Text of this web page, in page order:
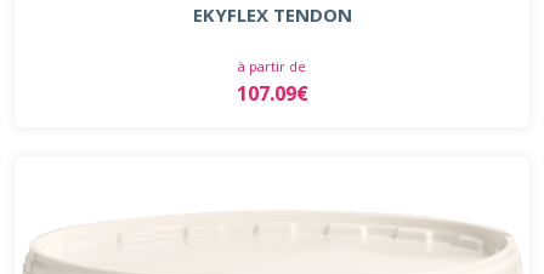
EKYFLEX TENDON
à partir de
107.09€